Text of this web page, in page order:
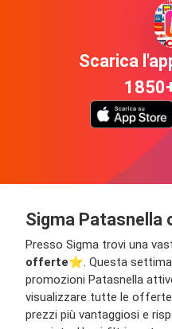
Scarica
Sigma Patasnella
Presso Sigma trovi una
offerte⭐️. Questa
promozioni Patasnella
visualizzare tutte le
prezzi più vantaggiosi e